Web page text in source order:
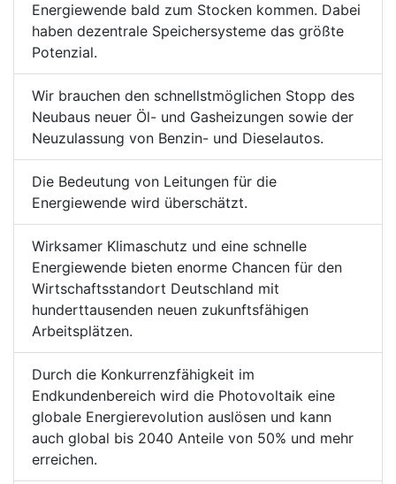
Energiewende bald zum Stocken kommen. Dabei
haben dezentrale Speichersysteme das größte
Potenzial.
Wir brauchen den schnellstmöglichen Stopp des
Neubaus neuer Öl- und Gasheizungen sowie der
Neuzulassung von Benzin- und Dieselautos.
Die Bedeutung von Leitungen für die
Energiewende wird überschätzt.
Wirksamer Klimaschutz und eine schnelle
Energiewende bieten enorme Chancen für den
Wirtschaftsstandort Deutschland mit
hunderttausenden neuen zukunftsfähigen
Arbeitsplätzen.
Durch die Konkurrenzfähigkeit im
Endkundenbereich wird die Photovoltaik eine
globale Energierevolution auslösen und kann
auch global bis 2040 Anteile von 50% und mehr
erreichen.